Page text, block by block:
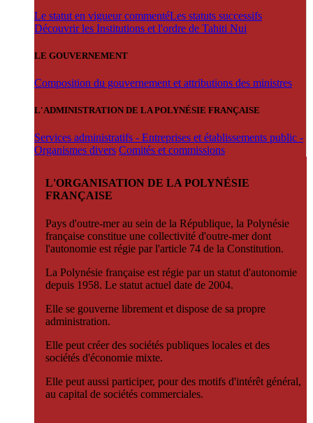
Le statut en vigueur commentéLes statuts successifs
Découvrir les Institutions et l'ordre de Tahiti Nui
LE GOUVERNEMENT
Composition du gouvernement et attributions des ministres
L'ADMINISTRATION DE LA POLYNÉSIE FRANÇAISE
Services administratifs - Entreprises et établissements public -
Organismes divers Comités et commissions
L'ORGANISATION DE LA POLYNÉSIE
FRANÇAISE
Pays d'outre-mer au sein de la République, la Polynésie
française constitue une collectivité d'outre-mer dont
l'autonomie est régie par l'article 74 de la Constitution.
La Polynésie française est régie par un statut d'autonomie
depuis 1958. Le statut actuel date de 2004.
Elle se gouverne librement et dispose de sa propre
administration.
Elle peut créer des sociétés publiques locales et des
sociétés d'économie mixte.
Elle peut aussi participer, pour des motifs d'intérêt général,
au capital de sociétés commerciales.